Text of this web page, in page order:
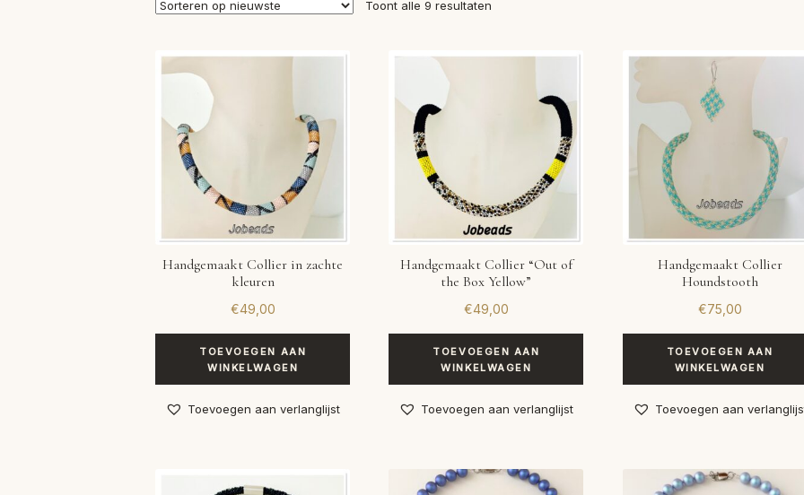
Toont alle 9 resultaten
Handgemaakt Collier in zachte
kleuren
€49,00
TOEVOEGEN AAN
WINKELWAGEN
Toevoegen aan verlanglijst
Handgemaakt Collier “Out of
the Box Yellow”
€49,00
TOEVOEGEN AAN
WINKELWAGEN
Toevoegen aan verlanglijst
Handgemaakt Collier
Houndstooth
€75,00
TOEVOEGEN AAN
WINKELWAGEN
Toevoegen aan